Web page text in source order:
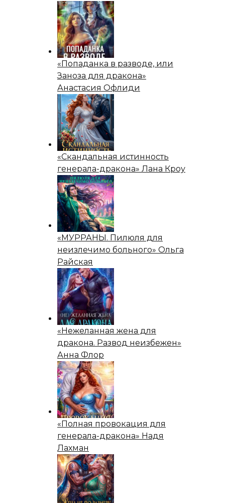
«Попаданка в разводе, или
Заноза для дракона»
Анастасия Офлиди
«Скандальная истинность
генерала-дракона» Лана Кроу
«МУРРАНЫ. Пилюля для
неизлечимо больного» Ольга
Райская
«Нежеланная жена для
дракона. Развод неизбежен»
Анна Флор
«Полная провокация для
генерала-дракона» Надя
Лахман